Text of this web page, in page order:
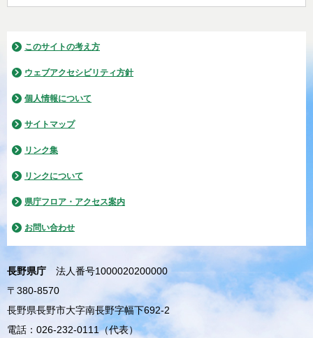
このサイトの考え方
ウェブアクセシビリティ方針
個人情報について
サイトマップ
リンク集
リンクについて
県庁フロア・アクセス案内
お問い合わせ
長野県庁
法人番号1000020200000
〒380-8570
長野県長野市大字南長野字幅下692-2
電話：026-232-0111（代表）